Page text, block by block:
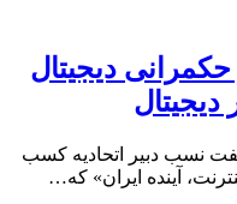
دیجیتال
نسب دبیر اتحادیه کسب
آینده ایران» که…